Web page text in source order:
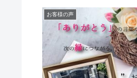
お客様の声